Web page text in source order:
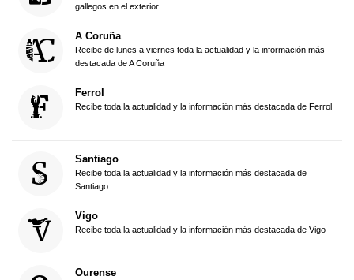
gallegos en el exterior
A Coruña
Recibe de lunes a viernes toda la actualidad y la información más
destacada de A Coruña
Ferrol
Recibe toda la actualidad y la información más destacada de Ferrol
Santiago
Recibe toda la actualidad y la información más destacada de
Santiago
Vigo
Recibe toda la actualidad y la información más destacada de Vigo
Ourense